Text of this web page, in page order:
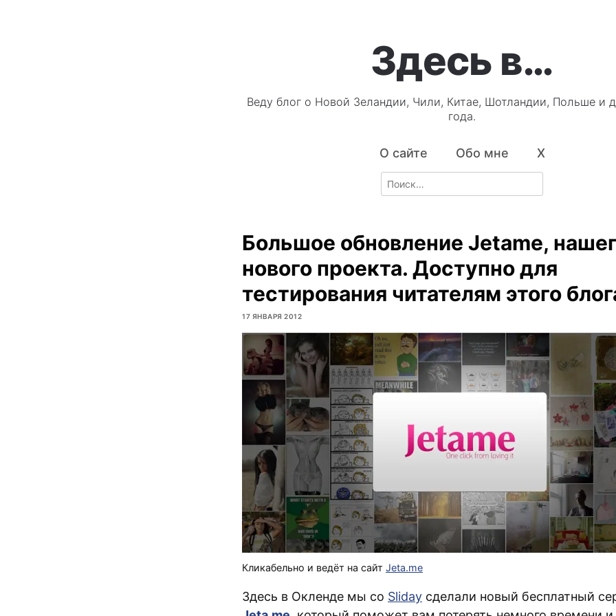
Здесь в…
Веду блог о Новой Зеландии, Чили, Китае, Шотландии, Польше и
года.
О сайте Обо мне X
Search
for:
Большое обновление Jetame,
нового проекта. Доступно для
тестирования читателям этого
17 ЯНВАРЯ 2012
Кликабельно и ведёт на сайт Jeta.me
Здесь в Окленде мы со Sliday сделали новый бесплатный